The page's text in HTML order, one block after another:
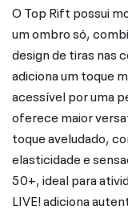
O Top Rift possui
um ombro só,
design de tiras nas
adiciona um toque
acessível por uma
oferece maior
toque aveludado,
elasticidade e
50+, ideal para
LIVE! adiciona